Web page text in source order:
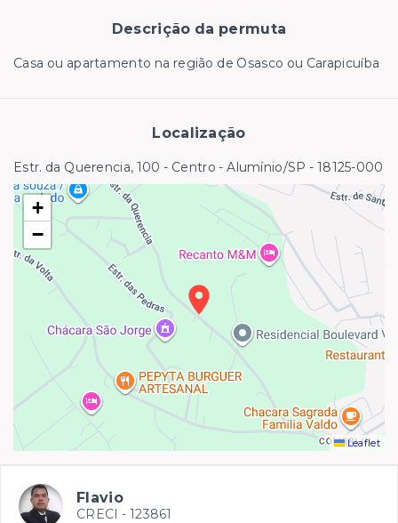
Descrição da permuta
Casa ou apartamento na região de Osasco ou Carapicuíba
Localização
Estr. da Querencia, 100 - Centro - Alumínio/SP - 18125-000
+
−
Leaflet
Flavio
CRECI - 123861